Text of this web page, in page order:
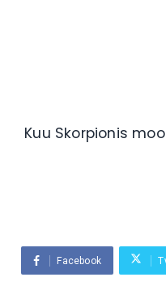
Kuu Skorpionis
Facebook